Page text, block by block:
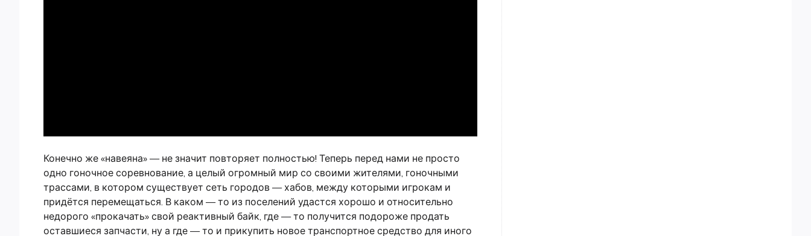
Конечно же «навеяна» — не значит повторяет полностью! Теперь перед нами не просто
одно гоночное соревнование, а целый огромный мир со своими жителями, гоночными
трассами, в котором существует сеть городов — хабов, между которыми игрокам и
придётся перемещаться. В каком — то из поселений удастся хорошо и относительно
недорого «прокачать» свой реактивный байк, где — то получится подороже продать
оставшиеся запчасти, ну а где — то и прикупить новое транспортное средство для иного